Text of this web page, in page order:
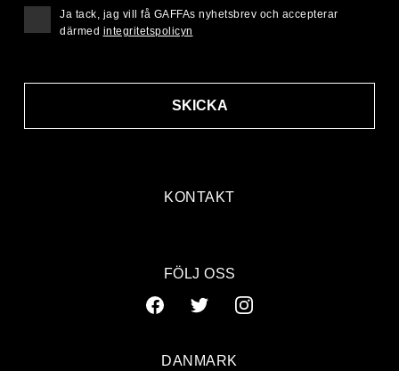
KONTAKT
SKICKA
Ja tack, jag vill få GAFFAs nyhetsbrev och accepterar
därmed integritetspolicyn
FÖLJ OSS
DANMARK